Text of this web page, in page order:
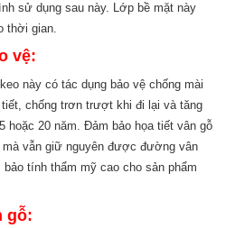
sử dụng sau này. Lớp bề mặt này
thời gian.
vệ:
này có tác dụng bảo vệ chống mài
chống trơn trượt khi đi lại và tăng
hoặc 20 năm. Đảm bảo họa tiết vân gỗ
vẫn giữ nguyên được đường vân
tính thẩm mỹ cao cho sản phẩm
gỗ: